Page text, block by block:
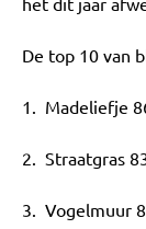
De top 10 van
1. Madeliefje
2. Straatgras
3. Vogelmuur